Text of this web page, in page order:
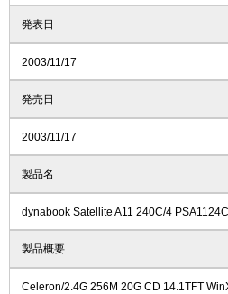
発表日
2003/11/17
発売日
2003/11/17
製品名
dynabook Satellite A11 240C/4
製品概要
Celeron/2.4G 256M 20G CD 14.1TFT